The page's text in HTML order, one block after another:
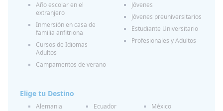
Año escolar en el
extranjero
Inmersión en casa de
familia anfitriona
Cursos de Idiomas
Adultos
Campamentos de verano
Jóvenes
Jóvenes preuniversitarios
Estudiante Universitario
Profesionales y Adultos
Elige tu Destino
Alemania
Ecuador
México